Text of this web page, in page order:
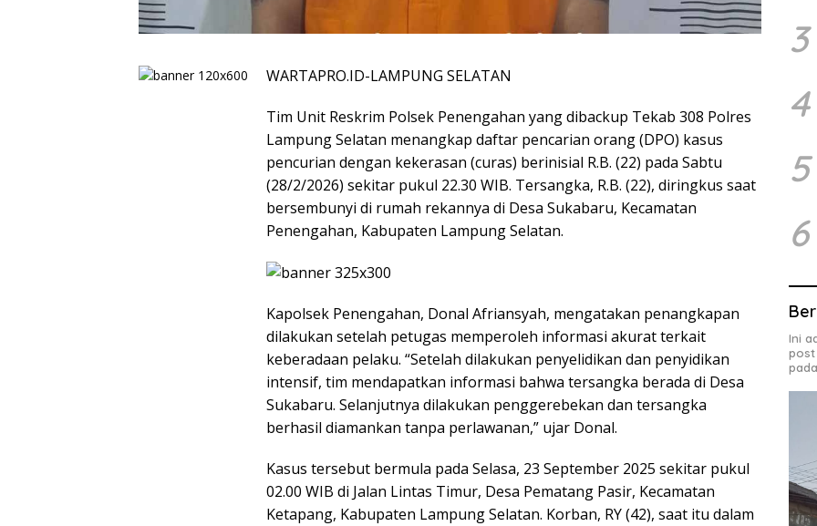
WARTAPRO.ID-LAMPUNG SELATAN
Tim Unit Reskrim Polsek Penengahan yang dibackup Tekab 308 Polres
Lampung Selatan menangkap daftar pencarian orang (DPO) kasus
pencurian dengan kekerasan (curas) berinisial R.B. (22) pada Sabtu
(28/2/2026) sekitar pukul 22.30 WIB. Tersangka, R.B. (22), diringkus saat
bersembunyi di rumah rekannya di Desa Sukabaru, Kecamatan
Penengahan, Kabupaten Lampung Selatan.
Kapolsek Penengahan, Donal Afriansyah, mengatakan penangkapan
dilakukan setelah petugas memperoleh informasi akurat terkait
keberadaan pelaku. “Setelah dilakukan penyelidikan dan penyidikan
intensif, tim mendapatkan informasi bahwa tersangka berada di Desa
Sukabaru. Selanjutnya dilakukan penggerebekan dan tersangka
berhasil diamankan tanpa perlawanan,” ujar Donal.
Kasus tersebut bermula pada Selasa, 23 September 2025 sekitar pukul
02.00 WIB di Jalan Lintas Timur, Desa Pematang Pasir, Kecamatan
Ketapang, Kabupaten Lampung Selatan. Korban, RY (42), saat itu dalam
3
4
5
6
Ini
post